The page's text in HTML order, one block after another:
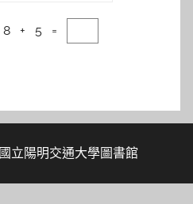
8 + 5 =
國立陽明交通大學圖書館